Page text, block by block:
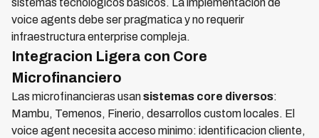
sistemas tecnologicos basicos. La implementacion de
voice agents debe ser pragmatica y no requerir
infraestructura enterprise compleja.
Integracion Ligera con Core
Microfinanciero
Las microfinancieras usansistemas core diversos:
Mambu, Temenos, Finerio, desarrollos custom locales. El
voice agent necesita acceso minimo: identificacion cliente,